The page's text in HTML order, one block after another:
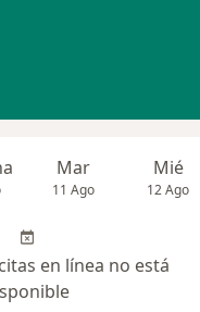
Mar
11 Ago
Mié
12 Ago
en línea no está